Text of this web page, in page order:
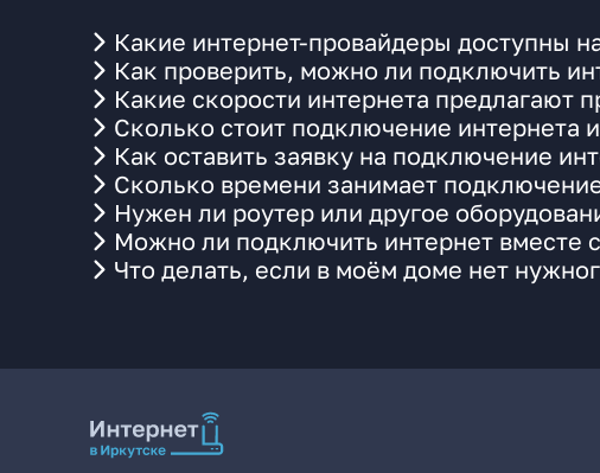
Какие интернет-провайдеры доступны
Как проверить, можно ли подключить
Какие скорости интернета предлагают
Сколько стоит подключение интернета
Как оставить заявку на подключение
Сколько времени занимает
Нужен ли роутер или другое
Можно ли подключить интернет вместе
Что делать, если в моём доме нет